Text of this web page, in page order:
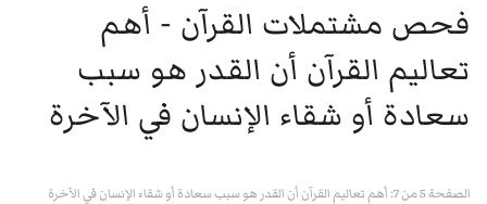
فحص مشتملات القرآن - أهم
تعاليم القرآن أن القدر هو سبب
سعادة أو شقاء الإنسان في الآخرة
الصفحة 5 من 7: أهم تعاليم القرآن أن القدر هو سبب سعادة أو شقاء الإنسان في الآخرة